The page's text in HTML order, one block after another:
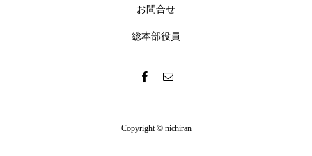
お問合せ
総本部役員
Copyright © nichiran